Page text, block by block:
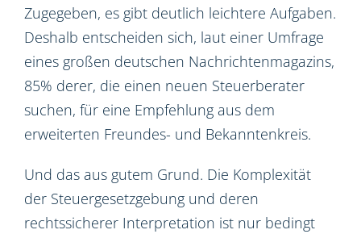
Zugegeben, es gibt deutlich leichtere Aufgaben.
Deshalb entscheiden sich, laut einer Umfrage
eines großen deutschen Nachrichtenmagazins,
85% derer, die einen neuen Steuerberater
suchen, für eine Empfehlung aus dem
erweiterten Freundes- und Bekanntenkreis.
Und das aus gutem Grund. Die Komplexität
der Steuergesetzgebung und deren
rechtssicherer Interpretation ist nur bedingt